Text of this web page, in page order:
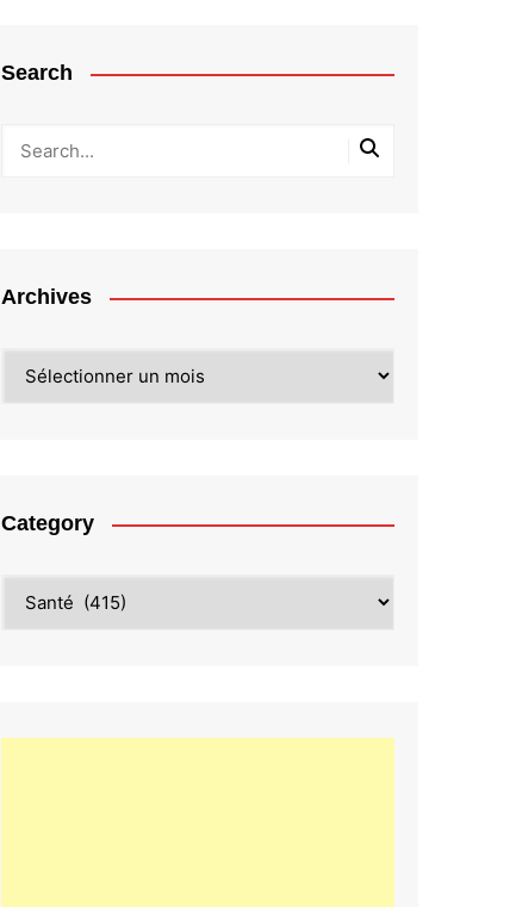
Search
Archives
Category